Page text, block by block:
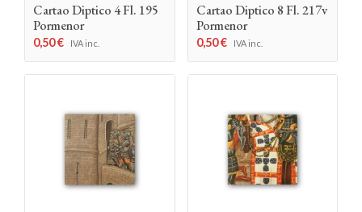
Cartao Diptico 4 Fl. 195
Pormenor
0,50€ IVA inc.
Cartao Diptico 8 Fl. 217v
Pormenor
0,50€ IVA inc.